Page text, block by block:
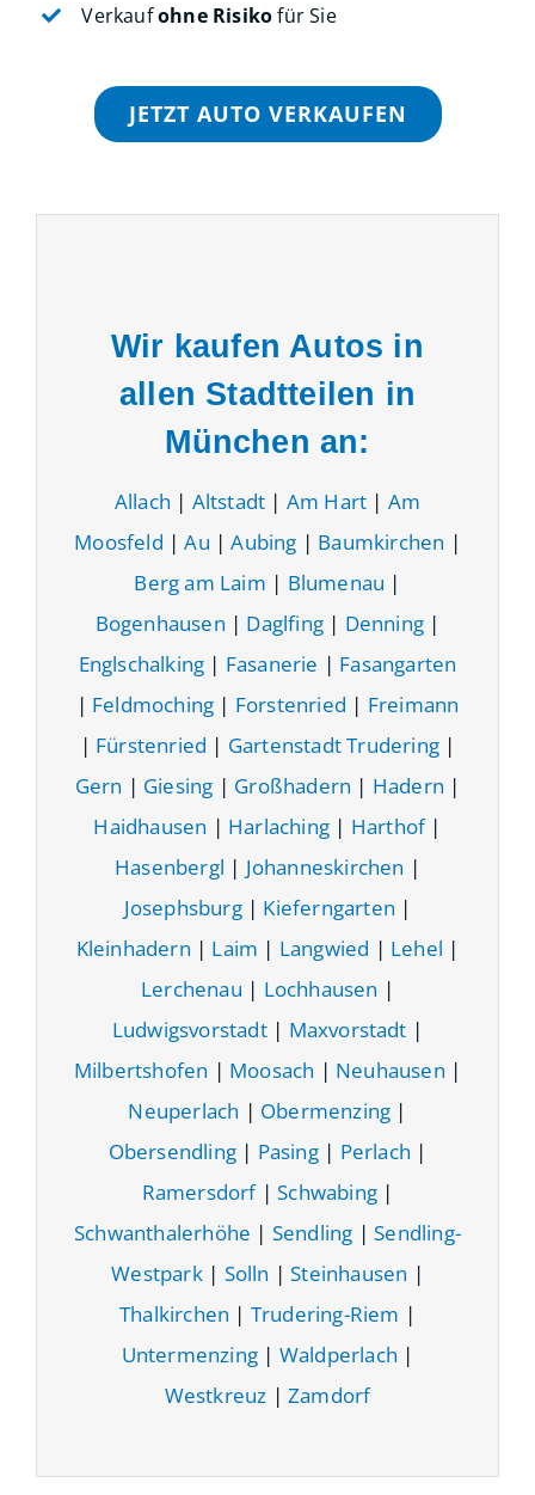
Verkaufohne Risikofür Sie
JETZT AUTO VERKAUFEN
Wir kaufen Autos in
allen Stadtteilen in
München an:
Allach | Altstadt | Am Hart | Am
Moosfeld |Au |Aubing | Baumkirchen |
Berg am Laim | Blumenau |
Bogenhausen | Daglfing | Denning |
Englschalking | Fasanerie | Fasangarten
| Feldmoching | Forstenried | Freimann
| Fürstenried | Gartenstadt Trudering |
Gern | Giesing | Großhadern | Hadern |
Haidhausen | Harlaching | Harthof|
Hasenbergl | Johanneskirchen |
Josephsburg| Kieferngarten |
Kleinhadern | Laim | Langwied | Lehel |
Lerchenau | Lochhausen |
Ludwigsvorstadt| Maxvorstadt |
Milbertshofen | Moosach | Neuhausen |
Neuperlach | Obermenzing |
Obersendling | Pasing| Perlach |
Ramersdorf|Schwabing |
Schwanthalerhöhe | Sendling |Sendling-
Westpark| Solln |Steinhausen |
Thalkirchen | Trudering-Riem |
Untermenzing | Waldperlach |
Westkreuz | Zamdorf